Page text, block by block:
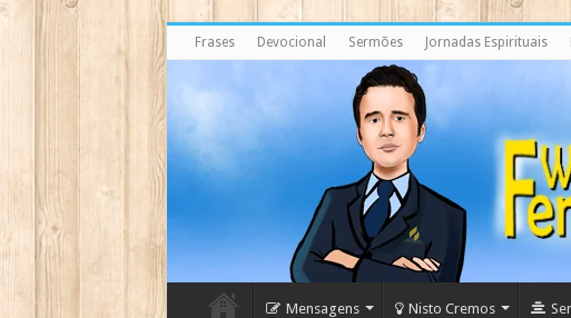
Frases Devocional Sermões Jornadas Espirituais
Mensagens Nisto Cremos